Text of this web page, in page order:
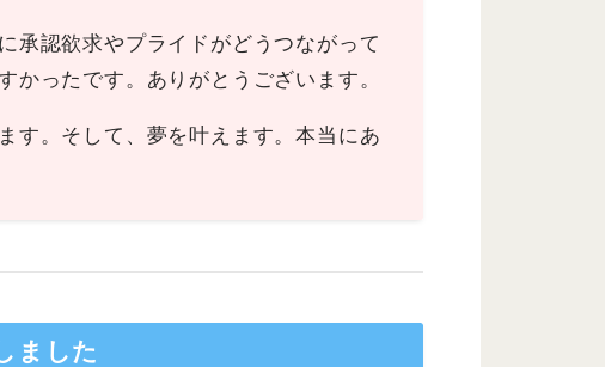
承認欲求やプライドがどうつながって
ったです。ありがとうございます。
す。そして、夢を叶えます。本当にあ
ました